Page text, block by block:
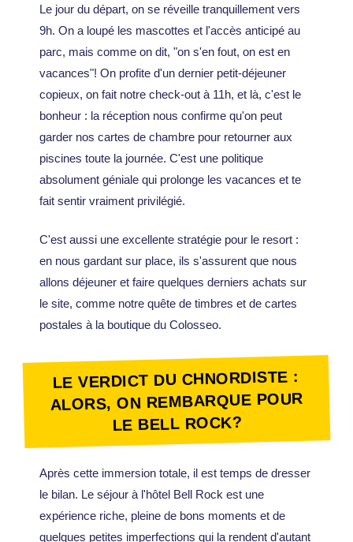
Le jour du départ, on se réveille tranquillement vers
9h. On a loupé les mascottes et l'accès anticipé au
parc, mais comme on dit, "on s'en fout, on est en
vacances"! On profite d'un dernier petit-déjeuner
copieux, on fait notre check-out à 11h, et là, c'est le
bonheur : la réception nous confirme qu'on peut
garder nos cartes de chambre pour retourner aux
piscines toute la journée. C'est une politique
absolument géniale qui prolonge les vacances et te
fait sentir vraiment privilégié.
C'est aussi une excellente stratégie pour le resort :
en nous gardant sur place, ils s'assurent que nous
allons déjeuner et faire quelques derniers achats sur
le site, comme notre quête de timbres et de cartes
postales à la boutique du Colosseo.
LE VERDICT DU CHNORDISTE :
ALORS, ON REMBARQUE POUR
LE BELL ROCK?
Après cette immersion totale, il est temps de dresser
le bilan. Le séjour à l'hôtel Bell Rock est une
expérience riche, pleine de bons moments et de
quelques petites imperfections qui la rendent d'autant